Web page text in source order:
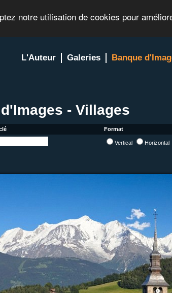
notre utilisation de cookies pour
L'Auteur Galeries Banque
- Villages
Format
Vertical Horizontal